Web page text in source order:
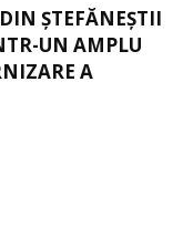
ŞTEFĂNEŞTII
UN AMPLU
A